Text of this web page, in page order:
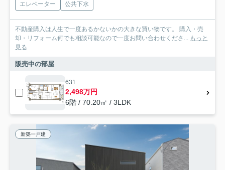
エレベーター 公共下水
不動産購入は人生で一度あるかないかの大きな買い物です。 購入・売
却・リフォーム何でも相談可能なので一度お問い合わせくださ... もっと
見る
販売中の部屋
631
2,498万円
6階 / 70.20㎡ / 3LDK
新築一戸建